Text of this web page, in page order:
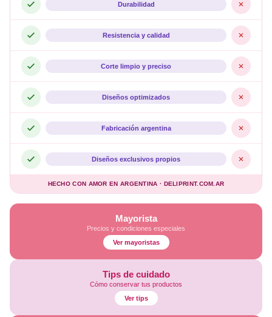
Mayorista
Precios y condiciones especiales
Ver mayoristas
Tips de cuidado
Cómo conservar tus productos
Ver tips
Durabilidad
Resistencia y calidad
Corte limpio y preciso
Diseños optimizados
Fabricación argentina
Diseños exclusivos propios
HECHO CON AMOR EN ARGENTINA · DELIPRINT.COM.AR